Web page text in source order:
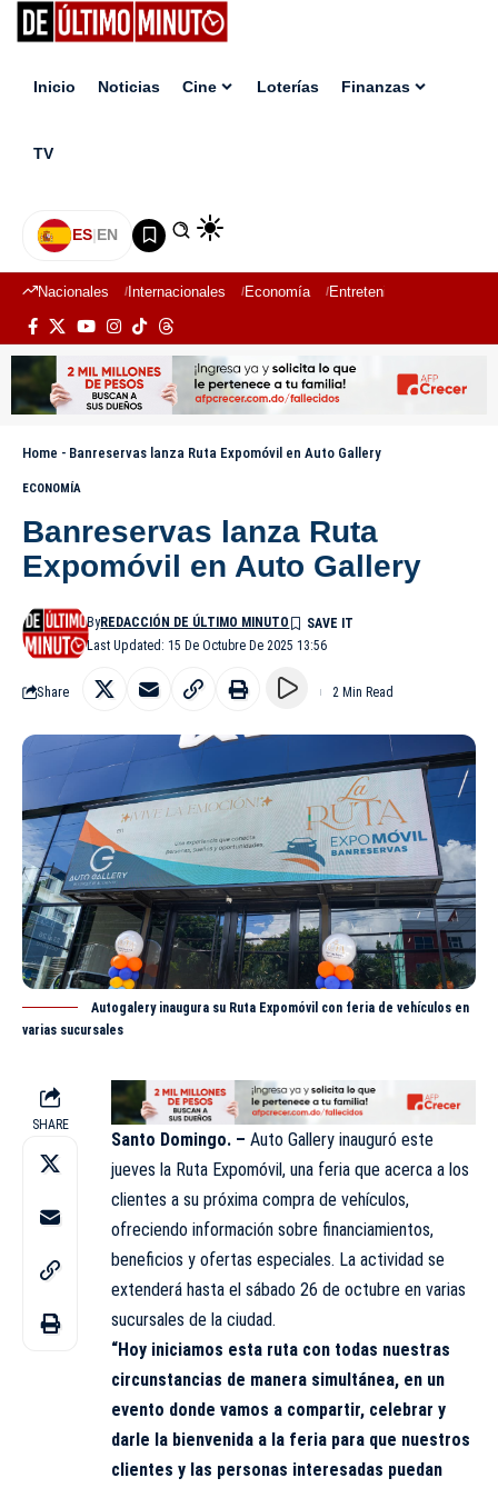
Inicio Noticias Cine Loterías Finanzas
TV
ES|EN
Nacionales Internacionales Economía Entretenimiento
Home - Banreservas lanza Ruta Expomóvil en Auto Gallery
ECONOMÍA
Banreservas lanza Ruta
Expomóvil en Auto Gallery
Last Updated: 15 De Octubre De 2025 13:56
ByREDACCIÓN DE ÚLTIMO MINUTO
Share 2 Min Read
Autogalery inaugura su Ruta Expomóvil con feria de vehículos en
varias sucursales
SHARE
Santo Domingo. – Auto Gallery inauguró este
jueves la Ruta Expomóvil, una feria que acerca a los
clientes a su próxima compra de vehículos,
ofreciendo información sobre financiamientos,
beneficios y ofertas especiales. La actividad se
extenderá hasta el sábado 26 de octubre en varias
sucursales de la ciudad.
“Hoy iniciamos esta ruta con todas nuestras
circunstancias de manera simultánea, en un
evento donde vamos a compartir, celebrar y
darle la bienvenida a la feria para que nuestros
clientes y las personas interesadas puedan